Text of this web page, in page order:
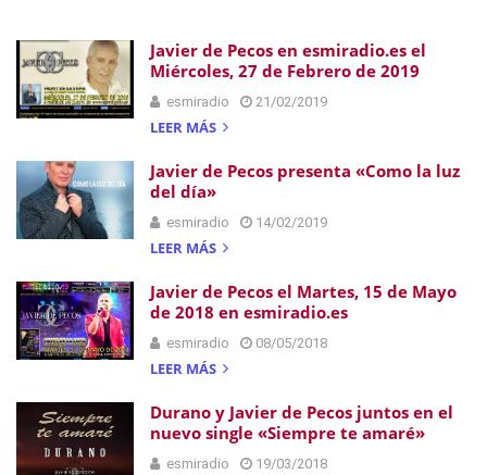
Javier de Pecos en esmiradio.es el
Miércoles, 27 de Febrero de 2019
esmiradio 21/02/2019
LEER MÁS
Javier de Pecos presenta «Como la luz
del día»
esmiradio 14/02/2019
LEER MÁS
Javier de Pecos el Martes, 15 de Mayo
de 2018 en esmiradio.es
esmiradio 08/05/2018
LEER MÁS
Durano y Javier de Pecos juntos en el
nuevo single «Siempre te amaré»
esmiradio 19/03/2018